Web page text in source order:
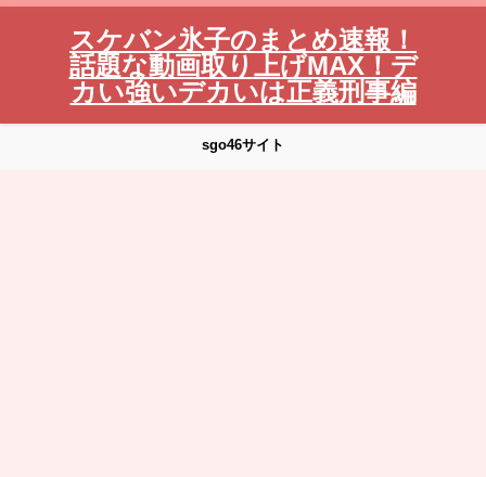
スケバン氷子のまとめ速報！
話題な動画取り上げMAX！デ
カい強いデカいは正義刑事編
sgo46サイト